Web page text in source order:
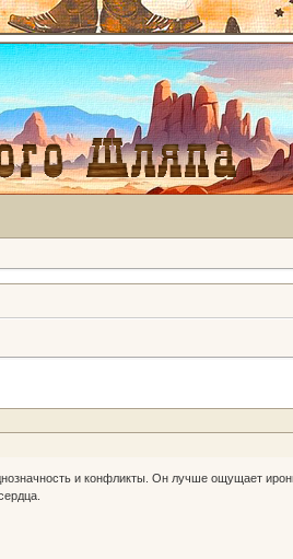
и конфликты. Он лучше ощущает